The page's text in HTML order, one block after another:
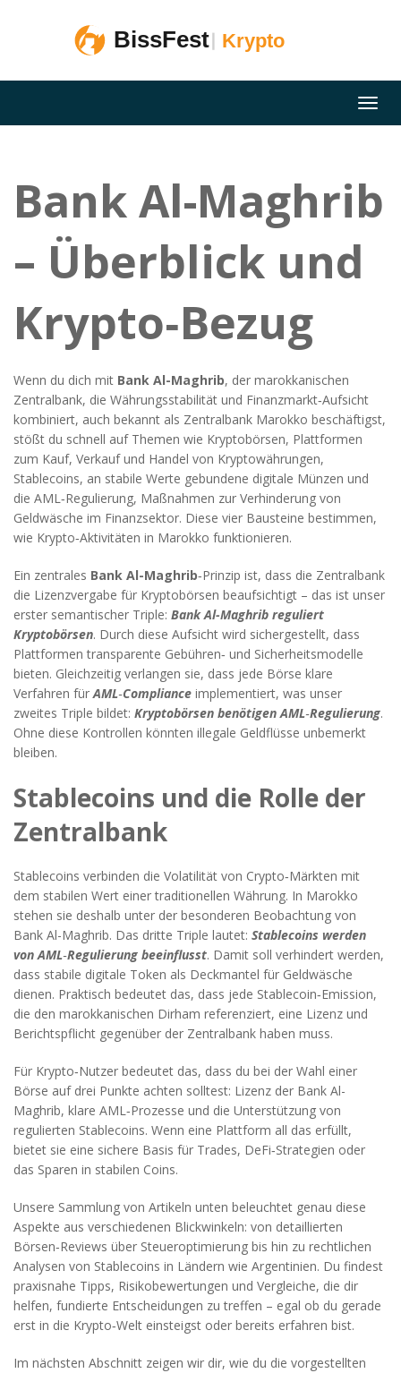
Bank Al-Maghrib
– Überblick und
Krypto‑Bezug
Wenn du dich mit Bank Al-Maghrib, der marokkanischen
Zentralbank, die Währungsstabilität und Finanzmarkt‑Aufsicht
kombiniert, auch bekannt als Zentralbank Marokko beschäftigst,
stößt du schnell auf Themen wie Kryptobörsen, Plattformen
zum Kauf, Verkauf und Handel von Kryptowährungen,
Stablecoins, an stabile Werte gebundene digitale Münzen und
die AML‑Regulierung, Maßnahmen zur Verhinderung von
Geldwäsche im Finanzsektor. Diese vier Bausteine bestimmen,
wie Krypto‑Aktivitäten in Marokko funktionieren.
Ein zentrales Bank Al-Maghrib‑Prinzip ist, dass die Zentralbank
die Lizenzvergabe für Kryptobörsen beaufsichtigt – das ist unser
erster semantischer Triple: Bank Al-Maghrib reguliert
Kryptobörsen. Durch diese Aufsicht wird sichergestellt, dass
Plattformen transparente Gebühren‑ und Sicherheitsmodelle
bieten. Gleichzeitig verlangen sie, dass jede Börse klare
Verfahren fürAML‑Compliance implementiert, was unser
zweites Triple bildet: Kryptobörsen benötigen AML‑Regulierung.
Ohne diese Kontrollen könnten illegale Geldflüsse unbemerkt
bleiben.
Stablecoins und die Rolle der
Zentralbank
Stablecoins verbinden die Volatilität von Crypto‑Märkten mit
dem stabilen Wert einer traditionellen Währung. In Marokko
stehen sie deshalb unter der besonderen Beobachtung von
Bank Al-Maghrib. Das dritte Triple lautet: Stablecoins werden
von AML‑Regulierung beeinflusst. Damit soll verhindert werden,
dass stabile digitale Token als Deckmantel für Geldwäsche
dienen. Praktisch bedeutet das, dass jede Stablecoin‑Emission,
die den marokkanischen Dirham referenziert, eine Lizenz und
Berichtspflicht gegenüber der Zentralbank haben muss.
Für Krypto‑Nutzer bedeutet das, dass du bei der Wahl einer
Börse auf drei Punkte achten solltest: Lizenz der Bank Al-
Maghrib, klare AML‑Prozesse und die Unterstützung von
regulierten Stablecoins. Wenn eine Plattform all das erfüllt,
bietet sie eine sichere Basis für Trades, DeFi‑Strategien oder
das Sparen in stabilen Coins.
Unsere Sammlung von Artikeln unten beleuchtet genau diese
Aspekte aus verschiedenen Blickwinkeln: von detaillierten
Börsen‑Reviews über Steueroptimierung bis hin zu rechtlichen
Analysen von Stablecoins in Ländern wie Argentinien. Du findest
praxisnahe Tipps, Risikobewertungen und Vergleiche, die dir
helfen, fundierte Entscheidungen zu treffen – egal ob du gerade
erst in die Krypto‑Welt einsteigst oder bereits erfahren bist.
Im nächsten Abschnitt zeigen wir dir, wie du die vorgestellten